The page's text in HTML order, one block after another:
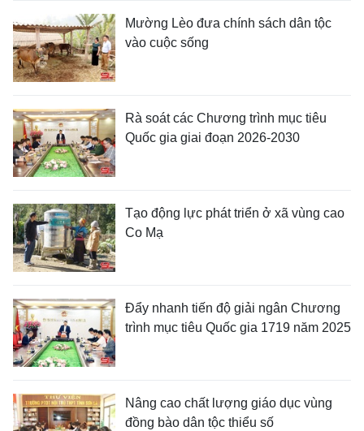
Mường Lèo đưa chính sách dân tộc
vào cuộc sống
Rà soát các Chương trình mục tiêu
Quốc gia giai đoạn 2026-2030
Tạo động lực phát triển ở xã vùng cao
Co Mạ
Đẩy nhanh tiến độ giải ngân Chương
trình mục tiêu Quốc gia 1719 năm 2025
Nâng cao chất lượng giáo dục vùng
đồng bào dân tộc thiểu số